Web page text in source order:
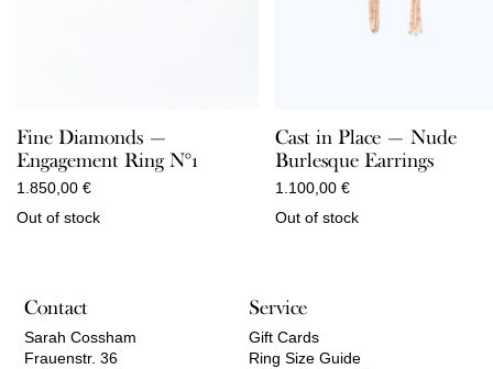
Fine Diamonds —
Engagement Ring N°1
1.850,00 €
Out of stock
Cast in Place — Nude
Burlesque Earrings
1.100,00 €
Out of stock
Contact
Sarah Cossham
Frauenstr. 36
Service
Gift Cards
Ring Size Guide